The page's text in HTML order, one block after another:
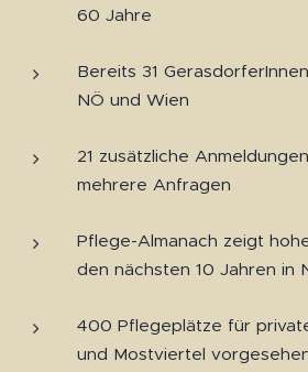
60 Jahre
Bereits 31
NÖ und Wien
21 zusätzliche
mehrere Anfragen
Pflege-Almanach zeigt
den nächsten 10 Jahren in
400 Pflegeplätze für
und Mostviertel